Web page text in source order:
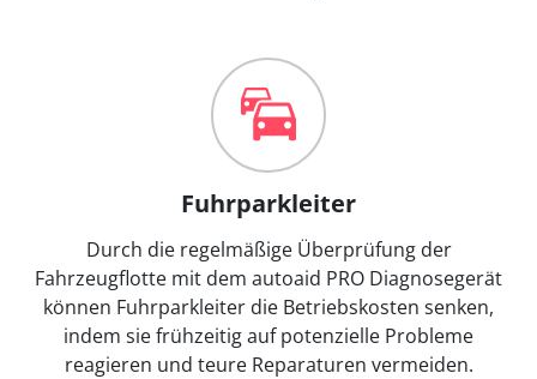
Fuhrparkleiter
Durch die regelmäßige Überprüfung der
Fahrzeugflotte mit dem autoaid PRO Diagnosegerät
können Fuhrparkleiter die Betriebskosten senken,
indem sie frühzeitig auf potenzielle Probleme
reagieren und teure Reparaturen vermeiden.